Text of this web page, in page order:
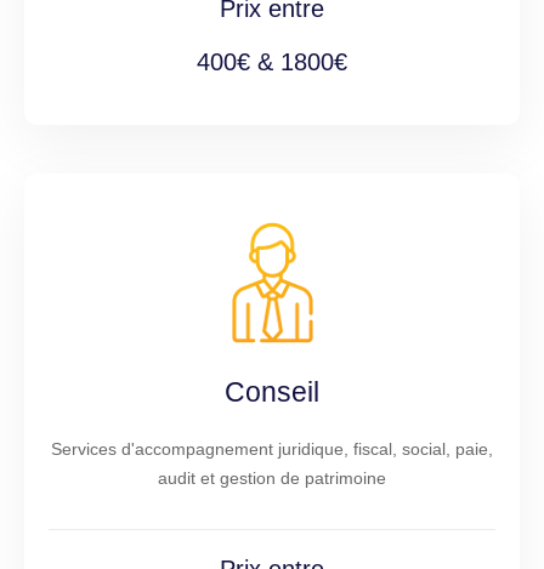
Prix entre
400€ & 1800€
Conseil
Services d'accompagnement juridique, fiscal, social, paie,
audit et gestion de patrimoine